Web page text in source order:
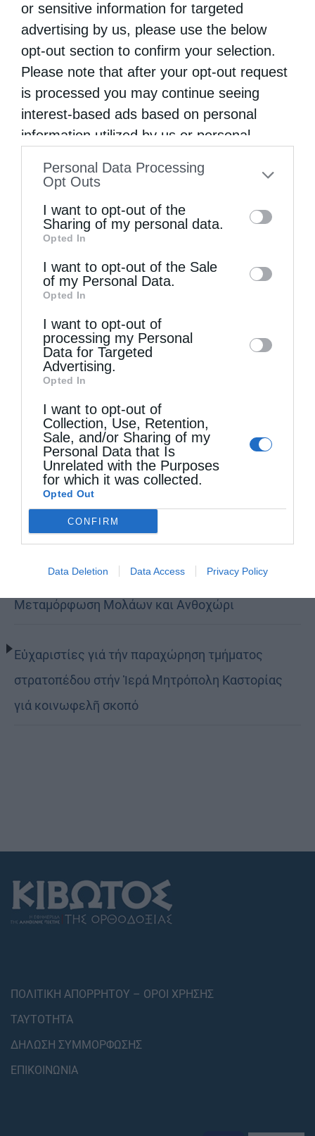
or sensitive information for targeted
advertising by us, please use the below
opt-out section to confirm your selection.
Please note that after your opt-out request
is processed you may continue seeing
interest-based ads based on personal
information utilized by us or personal
to your opt-out. You may separately opt-out
information by third parties on the IAB’s list
of downstream participants. This
information may also be disclosed by us to
third parties on theIAB’s List of
Downstream Participants
disclose it to other third parties.
Personal Data Processing
Opt Outs
I want to opt-out of the
Sharing of my personal data.
Opted In
I want to opt-out of the Sale
of my Personal Data.
Opted In
I want to opt-out of
processing my Personal
Data for Targeted
Advertising.
Opted In
I want to opt-out of
Collection, Use, Retention,
Sale, and/or Sharing of my
Personal Data that Is
Unrelated with the Purposes
for which it was collected.
Opted Out
CONFIRM
Data Deletion Data Access Privacy Policy
Τελευταία άρθρα
Η LEROY MERLIN στηρίζει τον Ελληνικό Ερυθρό
Σταυρό με δωρεά επιχειρησιακού εξοπλισμού για
την αντιμετώπιση των καταστροφικών
πυρκαγιών
Η “Κιβωτός της Ορθοδοξίας” σε όλα τα περίπτερα
Δημητριάδος Ιγνάτιος: «Η Παναγία μας δείχνει
τον δρόμο της ταπείνωσης και της σιωπής»
(ΦΩΤΟ)
Η εορτή της Μεταμορφώσεως του Σωτήρος σε
Μεταμόρφωση Μολάων και Ανθοχώρι
Εὐχαριστίες γιά τήν παραχώρηση τμήματος
στρατοπέδου στήν Ἱερά Μητρόπολη Καστορίας
γιά κοινωφελῆ σκοπό
ΠΟΛΙΤΙΚΗ ΑΠΟΡΡΗΤΟΥ – ΟΡΟΙ ΧΡΗΣΗΣ
ΤΑΥΤΟΤΗΤΑ
ΔΗΛΩΣΗ ΣΥΜΜΟΡΦΩΣΗΣ
ΕΠΙΚΟΙΝΩΝΙΑ